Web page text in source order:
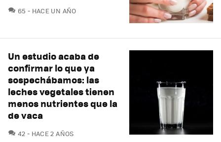
65 COMENTARIOS
HACE UN AÑO
Un estudio acaba de
confirmar lo que ya
sospechábamos: las
leches vegetales tienen
menos nutrientes que la
de vaca
42 COMENTARIOS
HACE 2 AÑOS